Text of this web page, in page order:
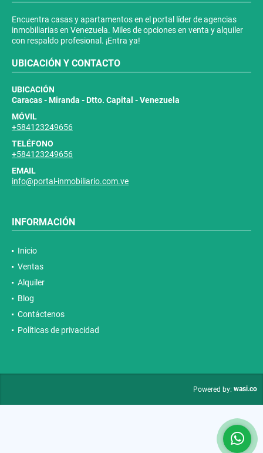
Encuentra casas y apartamentos en el portal líder de agencias
inmobiliarias en Venezuela. Miles de opciones en venta y alquiler
con respaldo profesional. ¡Entra ya!
UBICACIÓN Y CONTACTO
UBICACIÓN
Caracas - Miranda - Dtto. Capital - Venezuela
MÓVIL
+584123249656
TELÉFONO
+584123249656
EMAIL
info@portal-inmobiliario.com.ve
INFORMACIÓN
Inicio
Ventas
Alquiler
Blog
Contáctenos
Políticas de privacidad
Powered by: wasi.co